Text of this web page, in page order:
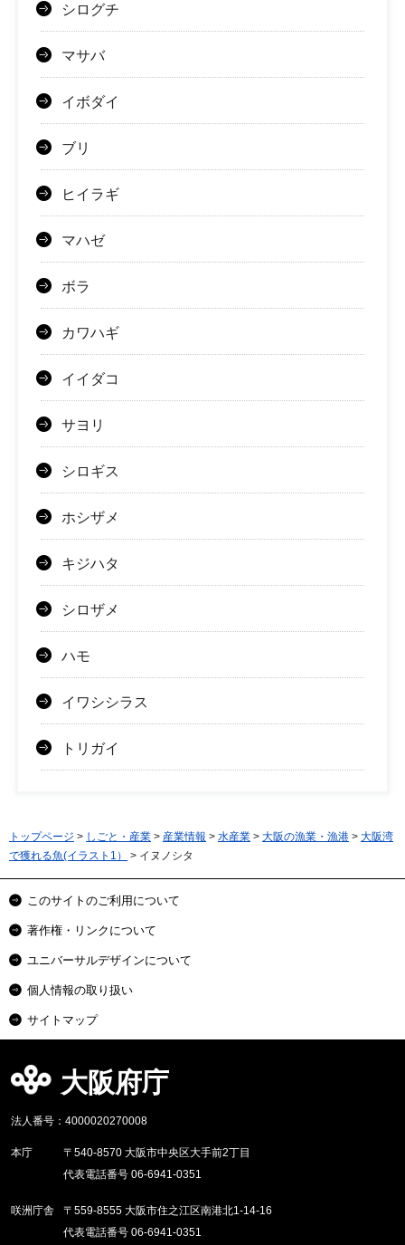
シログチ
マサバ
イボダイ
ブリ
ヒイラギ
マハゼ
ボラ
カワハギ
イイダコ
サヨリ
シロギス
ホシザメ
キジハタ
シロザメ
ハモ
イワシシラス
トリガイ
トップページ > しごと・産業 > 産業情報 > 水産業 > 大阪の漁業・漁港 > 大阪湾
で獲れる魚(イラスト1）
> イヌノシタ
このサイトのご利用について
著作権・リンクについて
ユニバーサルデザインについて
個人情報の取り扱い
サイトマップ
大阪府庁
法人番号：4000020270008
本庁
〒540-8570 大阪市中央区大手前2丁目
代表電話番号 06-6941-0351
咲洲庁舎
〒559-8555 大阪市住之江区南港北1-14-16
代表電話番号 06-6941-0351